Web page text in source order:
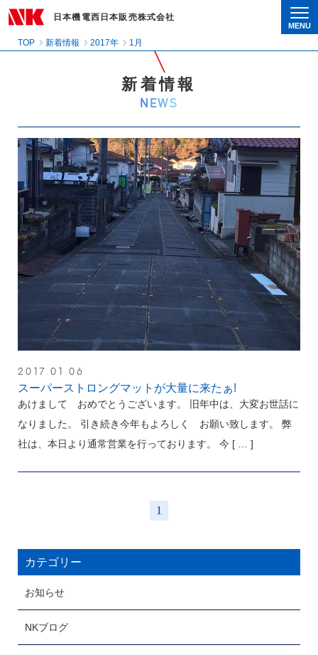
日本機電西日本販売株式会社
MENU
TOP 新着情報 2017年 1月
新着情報
NEWS
2017.01.06
スーパーストロングマットが大量に来たぁ!
あけまして おめでとうございます。 旧年中は、大変お世話に
なりました。 引き続き今年もよろしく お願い致します。 弊
社は、本日より通常営業を行っております。 今 [ … ]
1
カテゴリー
お知らせ
NKブログ